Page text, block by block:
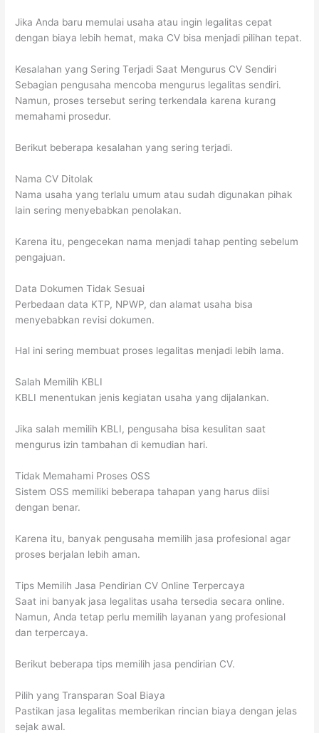
Jika Anda baru memulai usaha atau ingin legalitas cepat
dengan biaya lebih hemat, maka CV bisa menjadi pilihan tepat.
Kesalahan yang Sering Terjadi Saat Mengurus CV Sendiri
Sebagian pengusaha mencoba mengurus legalitas sendiri.
Namun, proses tersebut sering terkendala karena kurang
memahami prosedur.
Berikut beberapa kesalahan yang sering terjadi.
Nama CV Ditolak
Nama usaha yang terlalu umum atau sudah digunakan pihak
lain sering menyebabkan penolakan.
Karena itu, pengecekan nama menjadi tahap penting sebelum
pengajuan.
Data Dokumen Tidak Sesuai
Perbedaan data KTP, NPWP, dan alamat usaha bisa
menyebabkan revisi dokumen.
Hal ini sering membuat proses legalitas menjadi lebih lama.
Salah Memilih KBLI
KBLI menentukan jenis kegiatan usaha yang dijalankan.
Jika salah memilih KBLI, pengusaha bisa kesulitan saat
mengurus izin tambahan di kemudian hari.
Tidak Memahami Proses OSS
Sistem OSS memiliki beberapa tahapan yang harus diisi
dengan benar.
Karena itu, banyak pengusaha memilih jasa profesional agar
proses berjalan lebih aman.
Tips Memilih Jasa Pendirian CV Online Terpercaya
Saat ini banyak jasa legalitas usaha tersedia secara online.
Namun, Anda tetap perlu memilih layanan yang profesional
dan terpercaya.
Berikut beberapa tips memilih jasa pendirian CV.
Pilih yang Transparan Soal Biaya
Pastikan jasa legalitas memberikan rincian biaya dengan jelas
sejak awal.